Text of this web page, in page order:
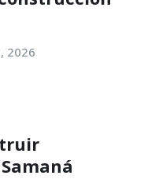
2026